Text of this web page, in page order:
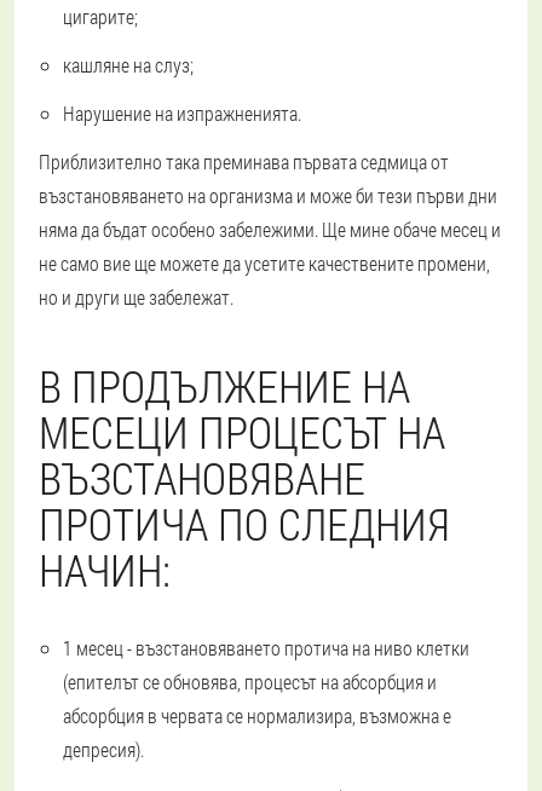
цигарите;
кашляне на слуз;
Нарушение на изпражненията.
Приблизително така преминава първата седмица от
възстановяването на организма и може би тези първи дни
няма да бъдат особено забележими. Ще мине обаче месец и
не само вие ще можете да усетите качествените промени,
но и други ще забележат.
В ПРОДЪЛЖЕНИЕ НА
МЕСЕЦИ ПРОЦЕСЪТ НА
ВЪЗСТАНОВЯВАНЕ
ПРОТИЧА ПО СЛЕДНИЯ
НАЧИН:
1 месец - възстановяването протича на ниво клетки
(епителът се обновява, процесът на абсорбция и
абсорбция в червата се нормализира, възможна е
депресия).